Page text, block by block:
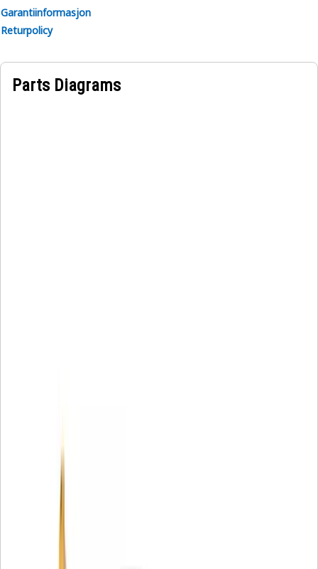
Garantiinformasjon
Returpolicy
Parts Diagrams